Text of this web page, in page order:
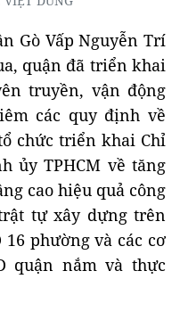
Gò Vấp Nguyễn Trí
quận đã triển khai
truyền, vận động
các quy định về
chức triển khai Chỉ
ủy TPHCM về tăng
cao hiệu quả công
tự xây dựng trên
16 phường và các cơ
quận nắm và thực